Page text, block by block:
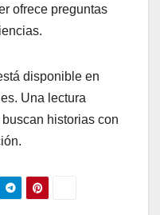
ofrece preguntas
disponible en
Una lectura
historias con